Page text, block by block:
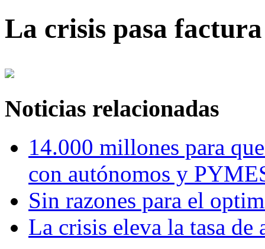
La crisis pasa
Noticias relacionadas
14.000 millones para
con autónomos y
Sin razones para el
La crisis eleva la tasa